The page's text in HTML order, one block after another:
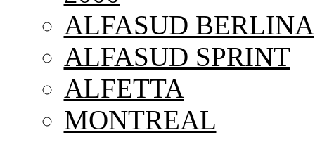
ALFASUD BERLINA
ALFASUD SPRINT
ALFETTA
MONTREAL